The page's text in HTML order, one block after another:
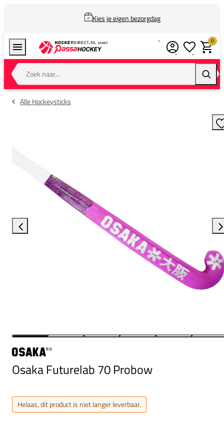
Kies je eigen bezorgdag
Zoek naar...
0
Alle Hockeysticks
Osaka Futurelab 70 Probow
Helaas, dit product is niet langer leverbaar.